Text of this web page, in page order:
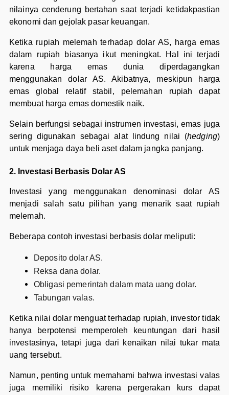
nilainya cenderung bertahan saat terjadi ketidakpastian
ekonomi dan gejolak pasar keuangan.
Ketika rupiah melemah terhadap dolar AS, harga emas
dalam rupiah biasanya ikut meningkat. Hal ini terjadi
karena harga emas dunia diperdagangkan
menggunakan dolar AS. Akibatnya, meskipun harga
emas global relatif stabil, pelemahan rupiah dapat
membuat harga emas domestik naik.
Selain berfungsi sebagai instrumen investasi, emas juga
sering digunakan sebagai alat lindung nilai (hedging)
untuk menjaga daya beli aset dalam jangka panjang.
2. Investasi Berbasis Dolar AS
Investasi yang menggunakan denominasi dolar AS
menjadi salah satu pilihan yang menarik saat rupiah
melemah.
Beberapa contoh investasi berbasis dolar meliputi:
Deposito dolar AS.
Reksa dana dolar.
Obligasi pemerintah dalam mata uang dolar.
Tabungan valas.
Ketika nilai dolar menguat terhadap rupiah, investor tidak
hanya berpotensi memperoleh keuntungan dari hasil
investasinya, tetapi juga dari kenaikan nilai tukar mata
uang tersebut.
Namun, penting untuk memahami bahwa investasi valas
juga memiliki risiko karena pergerakan kurs dapat